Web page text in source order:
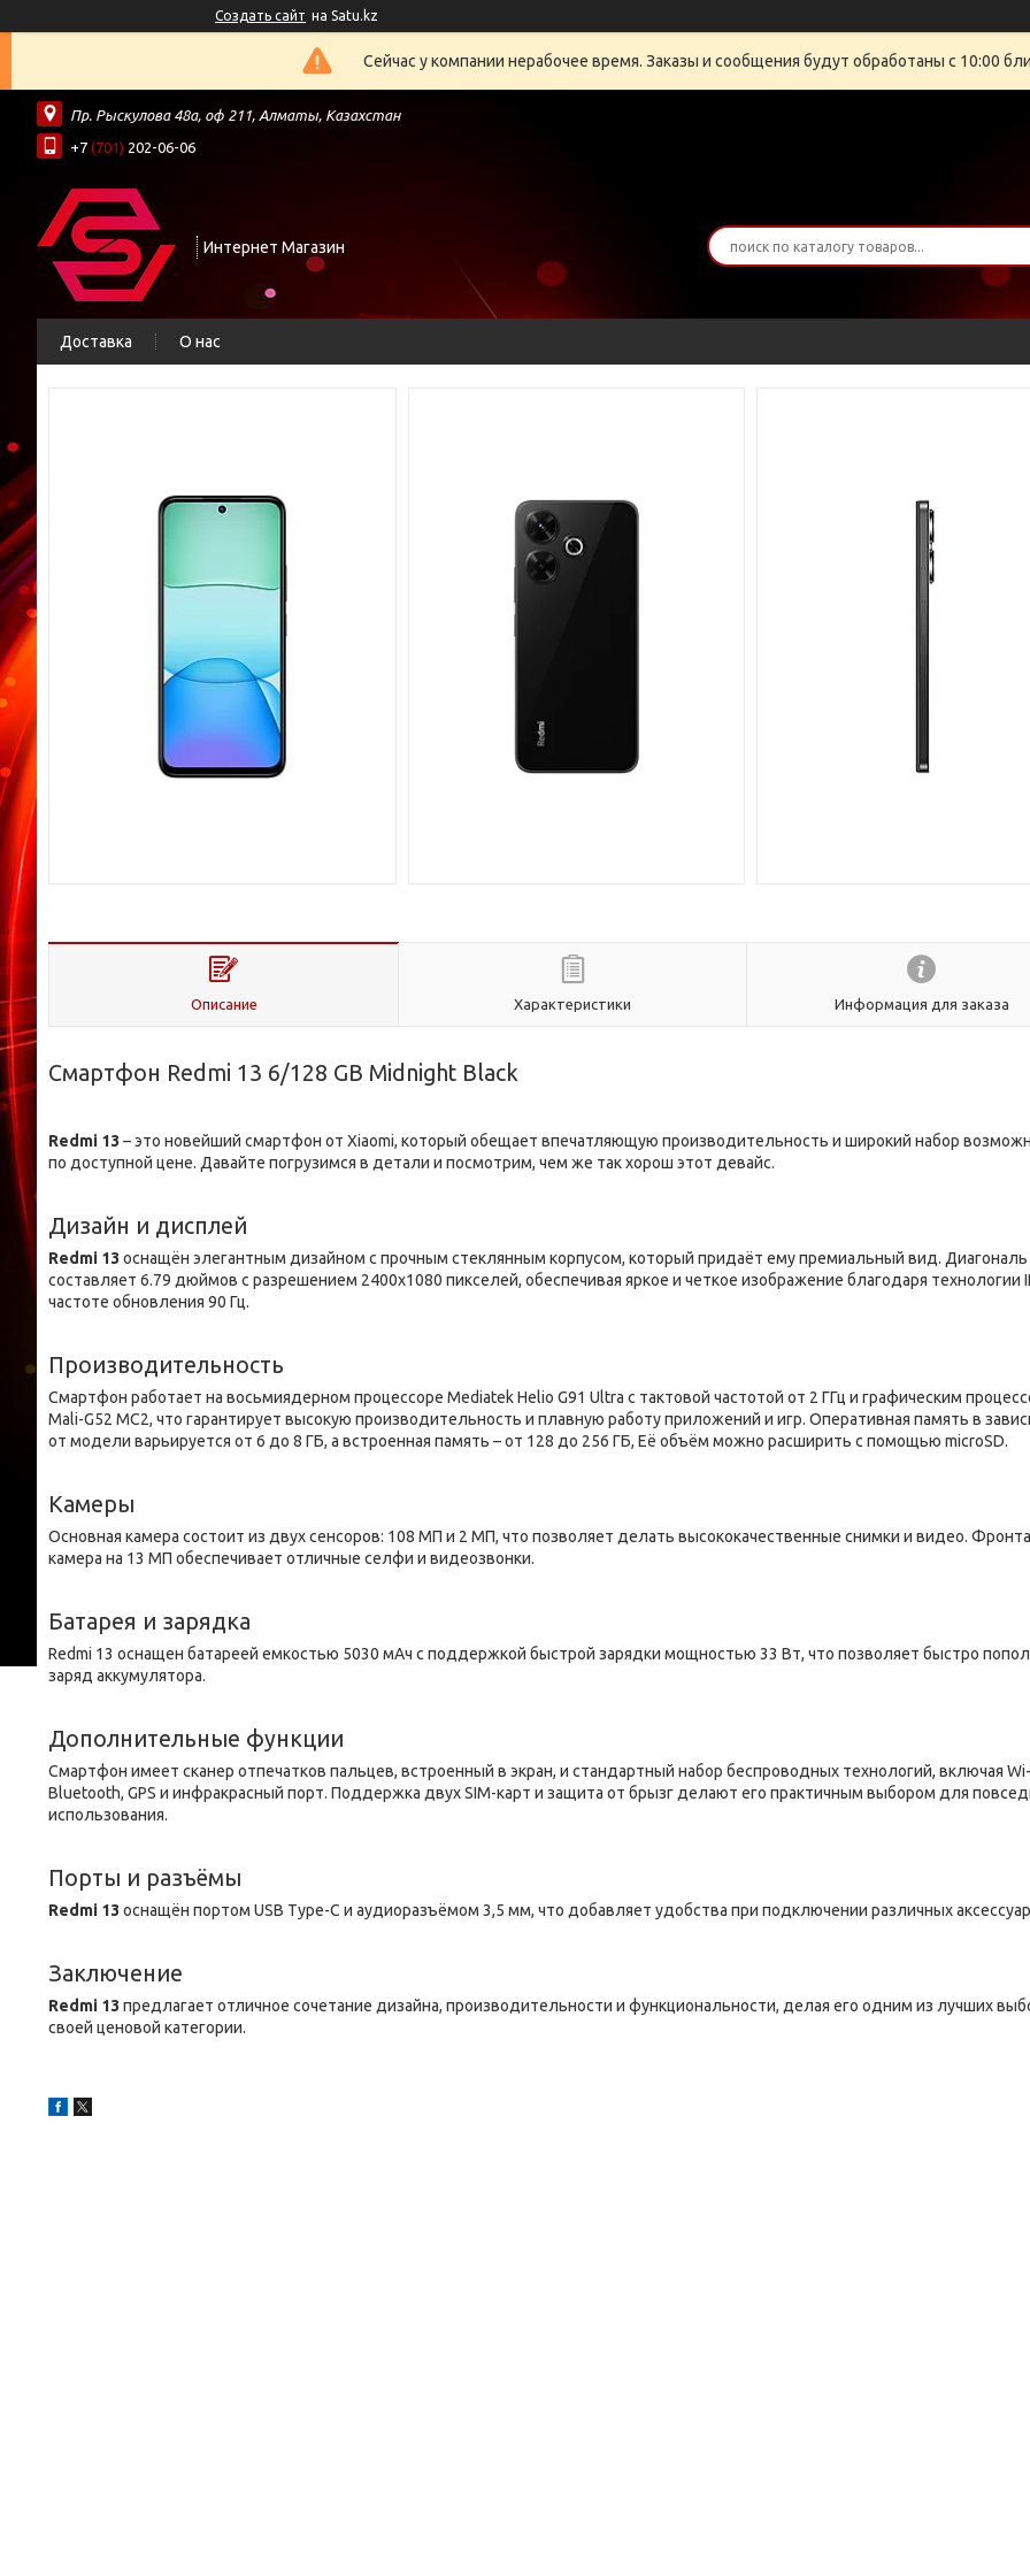
Создать сайт на Satu.kz
Сейчас у компании нерабочее время. Заказы и сообщения будут обработаны с 10:00
Пр. Рыскулова 48а, оф 211, Алматы, Казахстан
+7 (701) 202-06-06
Интернет Магазин
Доставка О нас
Описание Характеристики Информация для заказа
Смартфон Redmi 13 6/128 GB Midnight Black
Redmi 13 – это новейший смартфон от Xiaomi, который обещает впечатляющую производительность и широкий набор
по доступной цене. Давайте погрузимся в детали и посмотрим, чем же так хорош этот девайс.
Дизайн и дисплей
Redmi 13 оснащён элегантным дизайном с прочным стеклянным корпусом, который придаёт ему премиальный вид. Диагональ
составляет 6.79 дюймов с разрешением 2400x1080 пикселей, обеспечивая яркое и четкое изображение благодаря технологии
частоте обновления 90 Гц.
Производительность
Смартфон работает на восьмиядерном процессоре Mediatek Helio G91 Ultra с тактовой частотой от 2 ГГц и графическим
Mali-G52 MC2, что гарантирует высокую производительность и плавную работу приложений и игр. Оперативная память в
от модели варьируется от 6 до 8 ГБ, а встроенная память – от 128 до 256 ГБ, Её объём можно расширить с помощью microSD.
Камеры
Основная камера состоит из двух сенсоров: 108 МП и 2 МП, что позволяет делать высококачественные снимки и видео.
камера на 13 МП обеспечивает отличные селфи и видеозвонки.
Батарея и зарядка
Redmi 13 оснащен батареей емкостью 5030 мАч с поддержкой быстрой зарядки мощностью 33 Вт, что позволяет быстро
заряд аккумулятора.
Дополнительные функции
Смартфон имеет сканер отпечатков пальцев, встроенный в экран, и стандартный набор беспроводных технологий, включая
Bluetooth, GPS и инфракрасный порт. Поддержка двух SIM-карт и защита от брызг делают его практичным выбором для
использования.
Порты и разъёмы
Redmi 13 оснащён портом USB Type-C и аудиоразъёмом 3,5 мм, что добавляет удобства при подключении различных
Заключение
Redmi 13 предлагает отличное сочетание дизайна, производительности и функциональности, делая его одним из лучших
своей ценовой категории.